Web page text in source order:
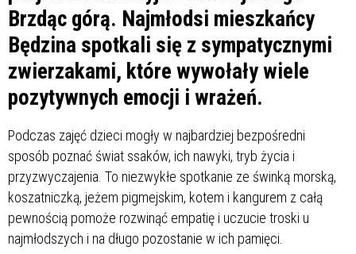
Brzdąc górą. Najmłodsi mieszkańcy
Będzina spotkali się z sympatycznymi
zwierzakami, które wywołały wiele
pozytywnych emocji i wrażeń.
Podczas zajęć dzieci mogły w najbardziej bezpośredni
sposób poznać świat ssaków, ich nawyki, tryb życia i
przyzwyczajenia. To niezwykłe spotkanie ze świnką morską,
koszatniczką, jeżem pigmejskim, kotem i kangurem z całą
pewnością pomoże rozwinąć empatię i uczucie troski u
najmłodszych i na długo pozostanie w ich pamięci.